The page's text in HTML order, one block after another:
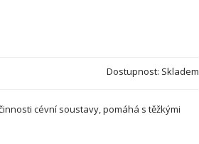
Dostupnost: Skladem
cévní soustavy, pomáhá s těžkými